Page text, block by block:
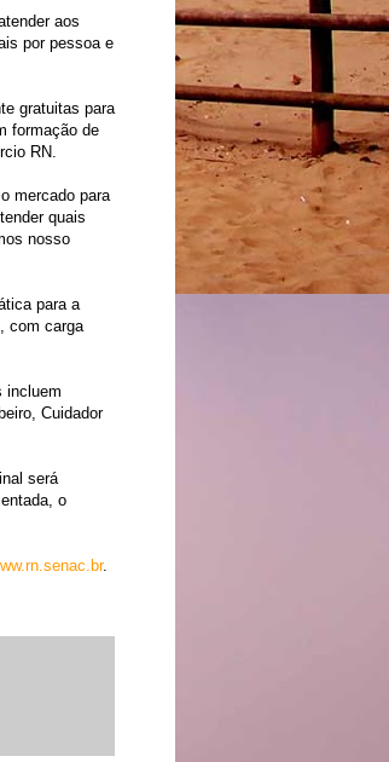
aos
por pessoa e
gratuitas para
formação de
RN.
mercado para
quais
nosso
para a
com carga
incluem
Cuidador
será
o
.